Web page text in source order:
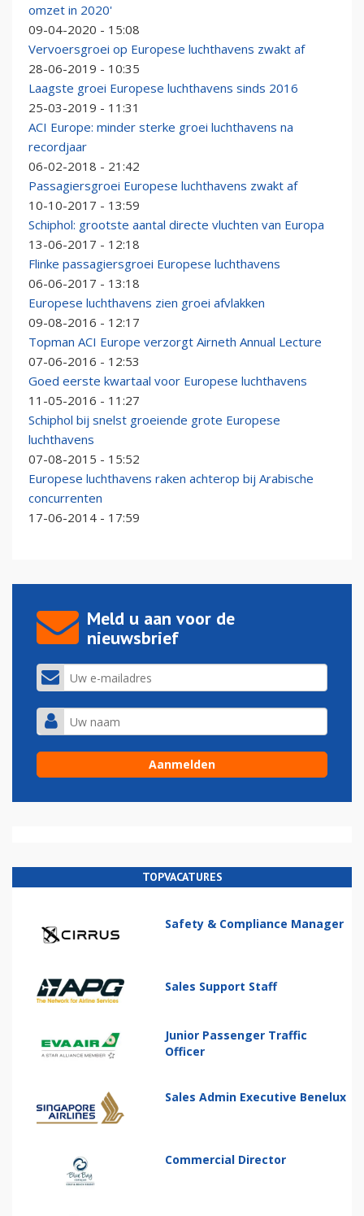
omzet in 2020'
09-04-2020 - 15:08
Vervoersgroei op Europese luchthavens zwakt af
28-06-2019 - 10:35
Laagste groei Europese luchthavens sinds 2016
25-03-2019 - 11:31
ACI Europe: minder sterke groei luchthavens na
recordjaar
06-02-2018 - 21:42
Passagiersgroei Europese luchthavens zwakt af
10-10-2017 - 13:59
Schiphol: grootste aantal directe vluchten van Europa
13-06-2017 - 12:18
Flinke passagiersgroei Europese luchthavens
06-06-2017 - 13:18
Europese luchthavens zien groei afvlakken
09-08-2016 - 12:17
Topman ACI Europe verzorgt Airneth Annual Lecture
07-06-2016 - 12:53
Goed eerste kwartaal voor Europese luchthavens
11-05-2016 - 11:27
Schiphol bij snelst groeiende grote Europese
luchthavens
07-08-2015 - 15:52
Europese luchthavens raken achterop bij Arabische
concurrenten
17-06-2014 - 17:59
Meld u aan voor de
nieuwsbrief
TOPVACATURES
Safety & Compliance Manager
Sales Support Staff
Junior Passenger Traffic
Officer
Sales Admin Executive Benelux
Commercial Director